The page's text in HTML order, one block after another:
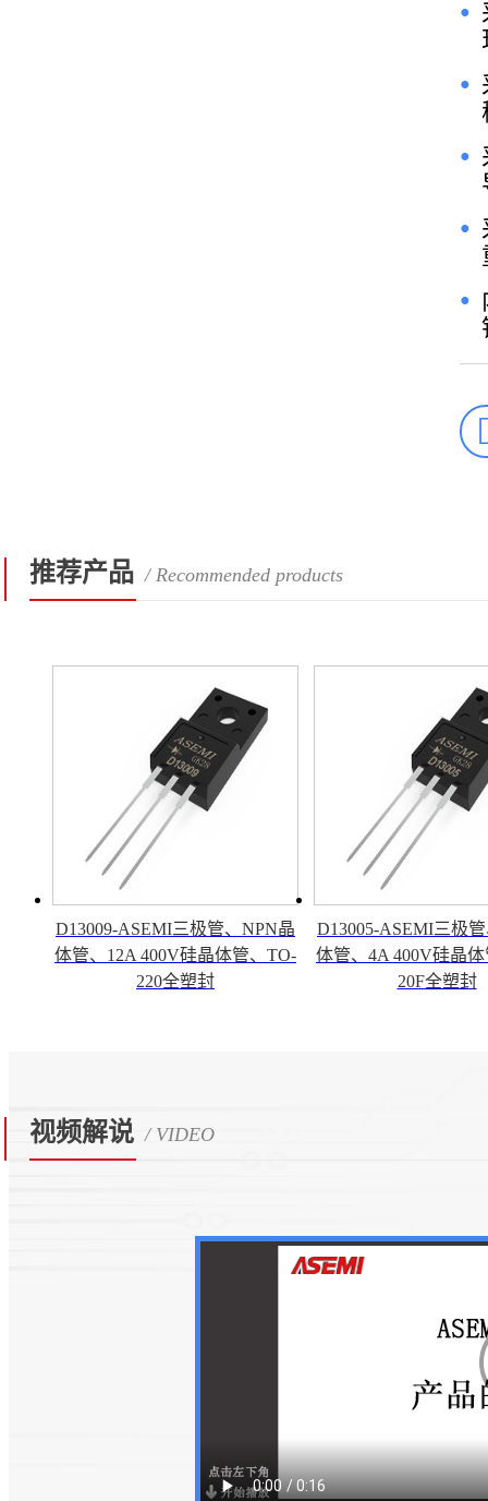
●
●
●
●
●
推荐产品 / Recommended products
D13009-ASEMI三极管、NPN晶
体管、12A 400V硅晶体管、TO-
220全塑封
D13005-ASEMI三极
体管、4A 400V硅晶
20F全塑封
视频解说 / VIDEO